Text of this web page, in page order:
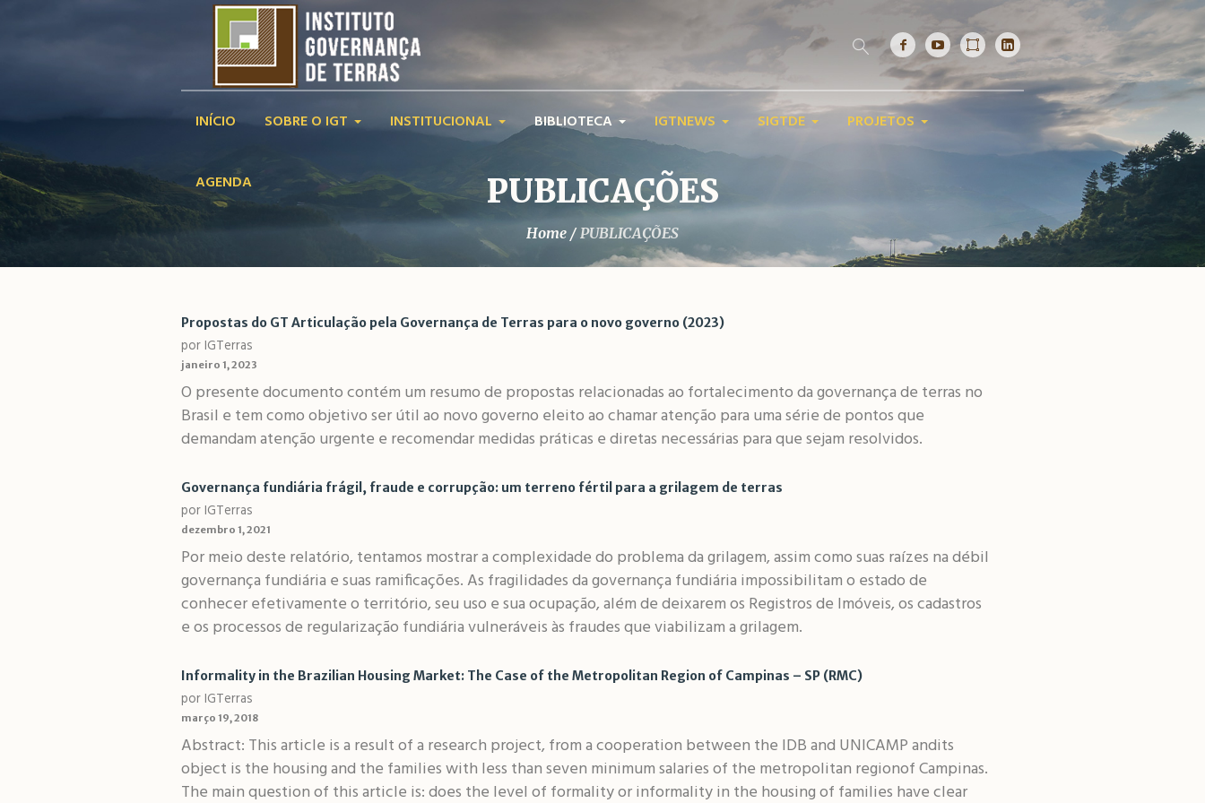
INÍCIO SOBRE O IGT INSTITUCIONAL BIBLIOTECA IGTNEWS SIGTDE PROJETOS
AGENDA PUBLICAÇÕES
Home / PUBLICAÇÕES
Propostas do GT Articulação pela Governança de Terras para o novo governo (2023)
por IGTerras
janeiro 1, 2023
O presente documento contém um resumo de propostas relacionadas ao fortalecimento da governança de terras no
Brasil e tem como objetivo ser útil ao novo governo eleito ao chamar atenção para uma série de pontos que
demandam atenção urgente e recomendar medidas práticas e diretas necessárias para que sejam resolvidos.
Governança fundiária frágil, fraude e corrupção: um terreno fértil para a grilagem de terras
por IGTerras
dezembro 1, 2021
Por meio deste relatório, tentamos mostrar a complexidade do problema da grilagem, assim como suas raízes na débil
governança fundiária e suas ramificações. As fragilidades da governança fundiária impossibilitam o estado de
conhecer efetivamente o território, seu uso e sua ocupação, além de deixarem os Registros de Imóveis, os cadastros
e os processos de regularização fundiária vulneráveis às fraudes que viabilizam a grilagem.
Informality in the Brazilian Housing Market: The Case of the Metropolitan Region of Campinas – SP (RMC)
por IGTerras
março 19, 2018
Abstract: This article is a result of a research project, from a cooperation between the IDB and UNICAMP andits
object is the housing and the families with less than seven minimum salaries of the metropolitan regionof Campinas.
The main question of this article is: does the level of formality or informality in the housing of families have clear